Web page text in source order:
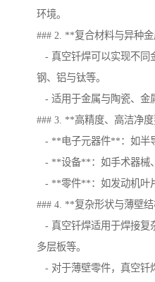
环境。
### 2. **复合材料与异种
- 真空钎焊可以实现不同
钢、铝与钛等。
- 适用于金属与陶瓷、金
### 3. **高精度、高洁净
- **电子元器件**：如半
- **设备**：如手术器械
- **零件**：如发动机叶
### 4. **复杂形状与薄壁
- 真空钎焊适用于焊接复
多层板等。
- 对于薄壁零件，真空钎